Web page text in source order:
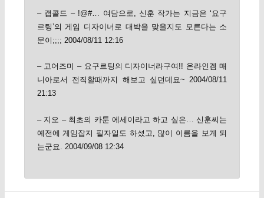
– 캡콜드 – !@#… 여담으로, 신훈 작가는 지금은 ‘요구
르팅’의 게임 디자이너로 대박을 맞을지도 모른다는 소
문이;;;; 2004/08/11 12:16
– 고어즈미 – 요구르팅의 디자이너라구여!! 온라인겜 매
니아로서 전직할때까지 해보고 싶던데요~ 2004/08/11
21:13
– 지오 – 최초의 카툰 에세이라고 하고 싶은… 신훈씨는
예전에 게임잡지 필자일도 하셨고, 많이 이름을 보게 되
는군요. 2004/09/08 12:34